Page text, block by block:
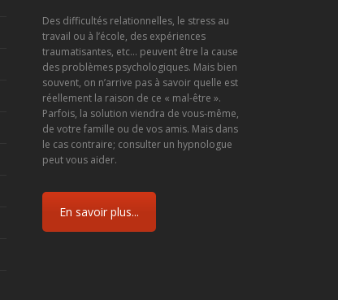
Des difficultés relationnelles, le stress au
travail ou à l’école, des expériences
traumatisantes, etc... peuvent être la cause
des problèmes psychologiques. Mais bien
souvent, on n’arrive pas à savoir quelle est
réellement la raison de ce « mal-être ».
Parfois, la solution viendra de vous-même,
de votre famille ou de vos amis. Mais dans
le cas contraire; consulter un hypnologue
peut vous aider.
En savoir plus...